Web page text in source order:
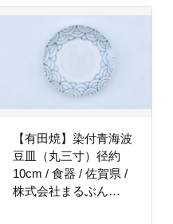
【有田焼】染付青海波
豆皿（丸三寸）径約
10cm / 食器 / 佐賀県 /
株式会社まるぶん